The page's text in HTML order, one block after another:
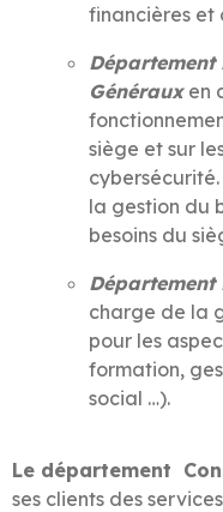
financières et
Générauxen
siège et sur
la gestion du
besoins du
Département
charge de la
pour les
formation,
social …).
Le département
ses clients des